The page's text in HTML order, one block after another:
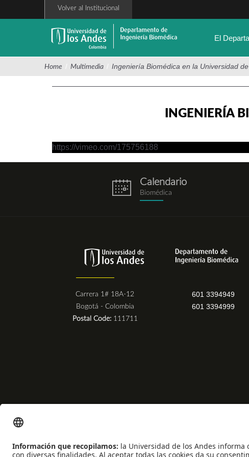
Volver al Institucional
El
Home / Multimedia / Ingeniería Biomédica en la Universidad
INGENIERÍA
https://vimeo.com/175756188
eventos.png
Calendario
Biomédica
Carrera 1# 18A-12
Bogotá - Colombia
Postal Code: 111711
601 3394949
601 3394999